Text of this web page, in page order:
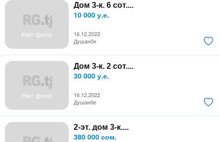
Нет фото
Дом 3-к. 6 сот....
10 000 у.е.
16.12.2022
Душанбе
Нет фото
Дом 3-к. 2 сот....
30 000 у.е.
16.12.2022
Душанбе
2-эт. дом 3-к....
380 000 сом.